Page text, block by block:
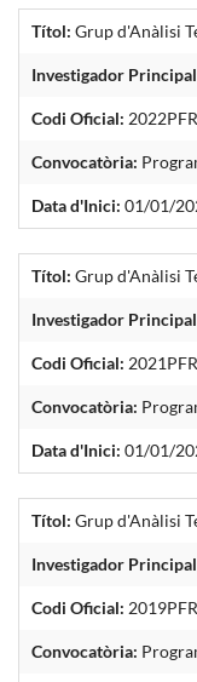
Títol: Grup d'Anàlisi
Investigador
Codi Oficial:
Convocatòria:
Data d'Inici: 01/01/
Títol: Grup d'Anàlisi
Investigador
Codi Oficial:
Convocatòria:
Data d'Inici: 01/01/
Títol: Grup d'Anàlisi
Investigador
Codi Oficial:
Convocatòria: